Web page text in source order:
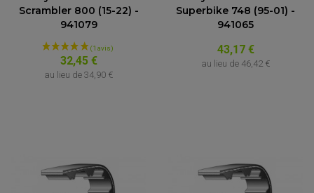
FEUX ADDITIONNELS
KIT RECONDITIONNEMENT DEMARREUR
POMPE A ESSENCE
STATOR
ENTRETIEN MOTO
PRODUIT D'ENTRETIEN
FREINAGE
DISQUE DE FREIN AVANT
DISQUE DE FREIN ARRIERE
PLAQUETTE DE FREIN AVANT
PLAQUETTE DE FREIN ARRIERE
MAÎTRE CYLINDRE
Scrambler 800 (15-22) -
941079
32,45 €
au lieu de 34,90 €
Superbike 748 (95-01) -
941065
43,17 €
au lieu de 46,42 €